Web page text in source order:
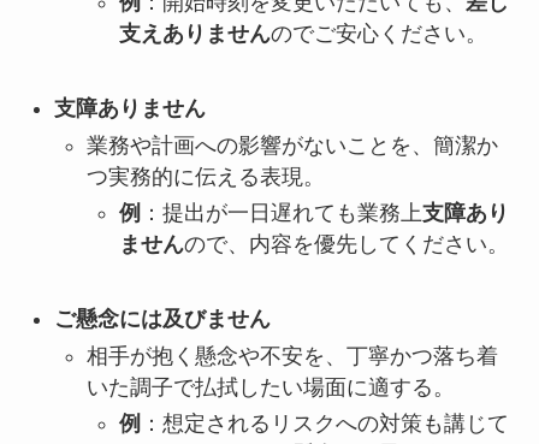
支えありませんのでご安心ください。
支障ありません
業務や計画への影響がないことを、簡潔か
つ実務的に伝える表現。
例 ：提出が一日遅れても業務上支障あり
ませんので、内容を優先してください。
ご懸念には及びません
相手が抱く懸念や不安を、丁寧かつ落ち着
いた調子で払拭したい場面に適する。
例 ：想定されるリスクへの対策も講じて